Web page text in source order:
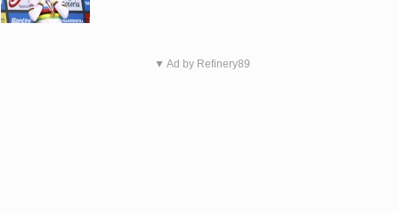
▼ Ad by Refinery89